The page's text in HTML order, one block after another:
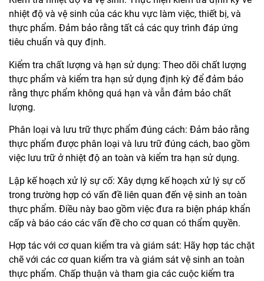
nhiệt độ và vệ sinh của các khu vực làm việc, thiết bị, và
thực phẩm. Đảm bảo rằng tất cả các quy trình đáp ứng
tiêu chuẩn và quy định.
Kiểm tra chất lượng và hạn sử dụng: Theo dõi chất lượng
thực phẩm và kiểm tra hạn sử dụng định kỳ để đảm bảo
rằng thực phẩm không quá hạn và vẫn đảm bảo chất
lượng.
Phân loại và lưu trữ thực phẩm đúng cách: Đảm bảo rằng
thực phẩm được phân loại và lưu trữ đúng cách, bao gồm
việc lưu trữ ở nhiệt độ an toàn và kiểm tra hạn sử dụng.
Lập kế hoạch xử lý sự cố: Xây dựng kế hoạch xử lý sự cố
trong trường hợp có vấn đề liên quan đến vệ sinh an toàn
thực phẩm. Điều này bao gồm việc đưa ra biện pháp khẩn
cấp và báo cáo các vấn đề cho cơ quan có thẩm quyền.
Hợp tác với cơ quan kiểm tra và giám sát: Hãy hợp tác chặt
chẽ với các cơ quan kiểm tra và giám sát vệ sinh an toàn
thực phẩm. Chấp thuận và tham gia các cuộc kiểm tra